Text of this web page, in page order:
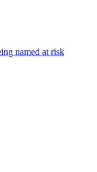
named at risk